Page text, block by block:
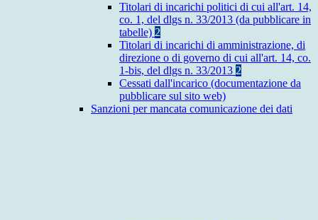
Titolari di incarichi politici di cui all'art. 14,
co. 1, del dlgs n. 33/2013 (da pubblicare in
tabelle) 2
Titolari di incarichi di amministrazione, di
direzione o di governo di cui all'art. 14, co.
1-bis, del dlgs n. 33/2013 2
Cessati dall'incarico (documentazione da
pubblicare sul sito web)
Sanzioni per mancata comunicazione dei dati